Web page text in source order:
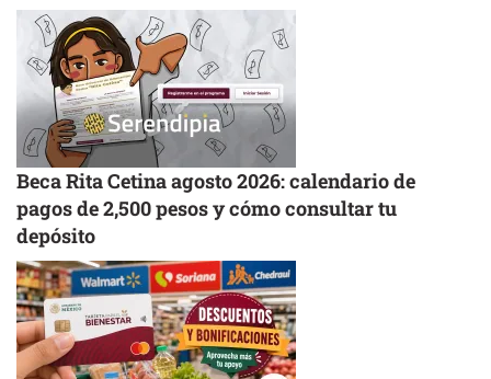
Beca Rita Cetina agosto 2026: calendario de
pagos de 2,500 pesos y cómo consultar tu
depósito